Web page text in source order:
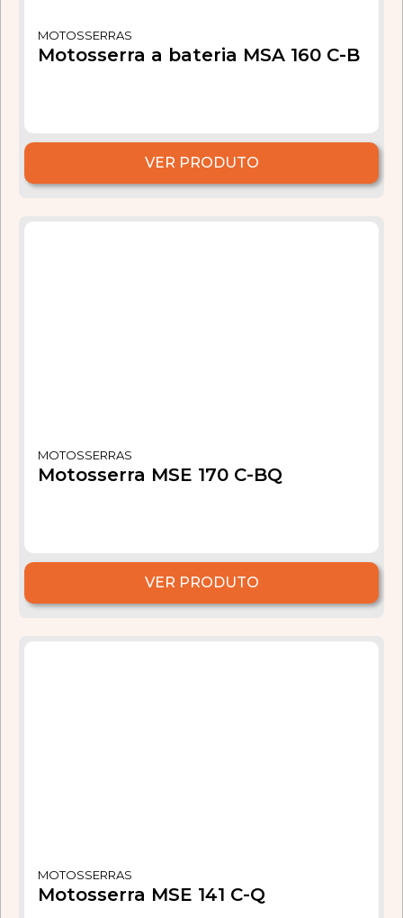
MOTOSSERRAS
Motosserra a bateria MSA 160 C-B
VER PRODUTO
MOTOSSERRAS
Motosserra MSE 170 C-BQ
VER PRODUTO
MOTOSSERRAS
Motosserra MSE 141 C-Q